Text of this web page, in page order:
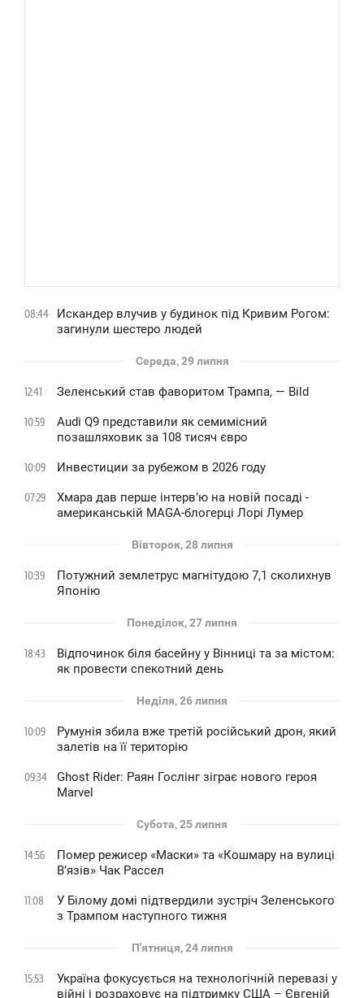
08:44
Искандер влучив у будинок під Кривим Рогом:
загинули шестеро людей
Середа, 29 липня
12:41 Зеленський став фаворитом Трампа, — Bild
10:59
Audi Q9 представили як семимісний
позашляховик за 108 тисяч євро
10:09 Инвестиции за рубежом в 2026 году
07:29
Хмара дав перше інтервʼю на новій посаді -
американській MAGA-блогерці Лорі Лумер
Вівторок, 28 липня
10:39
Потужний землетрус магнітудою 7,1 сколихнув
Японію
Понеділок, 27 липня
18:43
Відпочинок біля басейну у Вінниці та за містом:
як провести спекотний день
Неділя, 26 липня
10:09
Румунія збила вже третій російський дрон, який
залетів на її територію
09:34
Ghost Rider: Раян Гослінг зіграє нового героя
Marvel
Субота, 25 липня
14:56
Помер режисер «Маски» та «Кошмару на вулиці
В’язів» Чак Рассел
11:08
У Білому домі підтвердили зустріч Зеленського
з Трампом наступного тижня
П'ятниця, 24 липня
15:53
Україна фокусується на технологічній перевазі у
війні і розраховує на підтримку США – Євгеній